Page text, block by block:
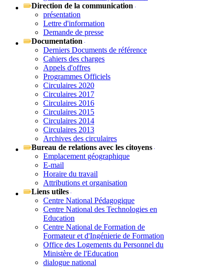
Direction de la communication
présentation
Lettre d'information
Demande de presse
Documentation
Derniers Documents de référence
Cahiers des charges
Appels d'offres
Programmes Officiels
Circulaires 2020
Circulaires 2017
Circulaires 2016
Circulaires 2015
Circulaires 2014
Circulaires 2013
Archives des circulaires
Bureau de relations avec les citoyens
Emplacement géographique
E-mail
Horaire du travail
Attributions et organisation
Liens utiles
Centre National Pédagogique
Centre National des Technologies en
Education
Centre National de Formation de
Formateur et d'Ingénierie de Formation
Office des Logements du Personnel du
Ministère de l'Education
dialogue national